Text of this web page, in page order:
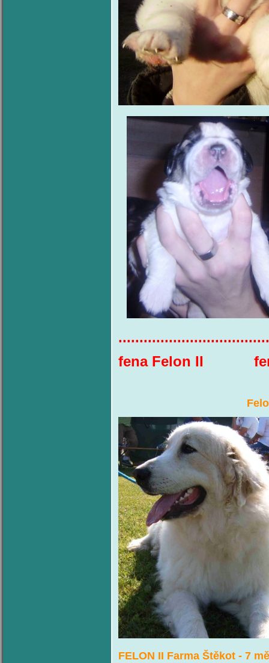
fena Felon
FELON II Farma Štěkot - 7